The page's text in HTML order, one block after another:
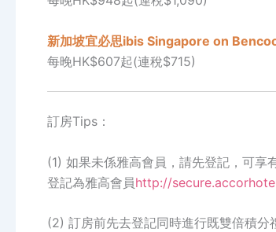
新加坡宜必思ibis Singapore on
每晚HK$607起(連稅$715)
訂房Tips ：
(1) 如果未係雅高會員，請先登記，可享
登記為雅高會員http://
(2) 訂房前先去登記同時進行既雙倍積分